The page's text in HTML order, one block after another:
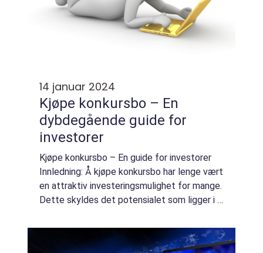
14 januar 2024
Kjøpe konkursbo – En
dybdegående guide for
investorer
Kjøpe konkursbo – En guide for investorer
Innledning: Å kjøpe konkursbo har lenge vært
en attraktiv investeringsmulighet for mange.
Dette skyldes det potensialet som ligger i å
eiendomsrettigheter eller andre...